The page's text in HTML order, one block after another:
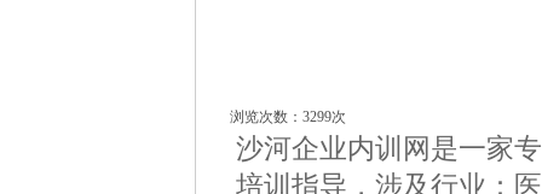
浏览次数：3299次
沙河企业内训网是一家
培训指导，涉及行业：